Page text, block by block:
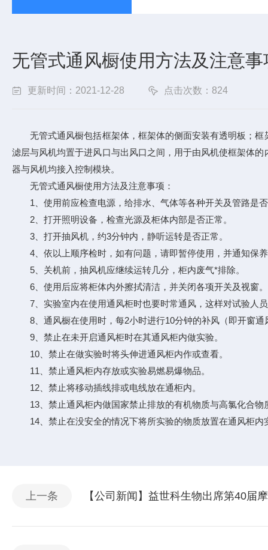
无管式通风橱使用方法及注意事
更新时间：2021-12-28 点击次数：824
无管式通风橱包括框架体，框架体的侧面安装有透明板；框
滤层与风机均置于进风口与出风口之间，用于由风机使框架体
器与风机均接入控制模块。
无管式通风橱使用方法及注意事项：
1、使用前应检查电源，给排水、气体等各种开关及管路是
2、打开照明设备，检查光源及柜体内部是否正常。
3、打开抽风机，约3分钟内，静听运转是否正常。
4、依以上顺序检时，如有问题，请即暂停使用，并通知保
5、关机前，抽风机应继续运转几分，柜内废气*排除。
6、使用后应将柜体内外擦拭清洁，并关闭各项开关及视窗。
7、实验室内在使用通风柜时也要时常通风，这样对试验人
8、通风橱在使用时，每2小时进行10分钟的补风（即开窗通
9、禁止在未开启通风柜时在其通风柜内做实验。
10、禁止在做实验时将头伸进通风柜内作或查看。
11、禁止通风柜内存放或实验易燃易爆物品。
12、禁止将移动插线排或电线放在通柜内。
13、禁止通风柜内做国家禁止排放的有机物质与高氯化合物
14、禁止在没安全的情况下将所实验的物质放置在通风柜内
上一条 【公司新闻】益世科生物出席第40届